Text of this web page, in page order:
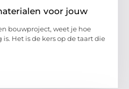
voor jouw
bouwproject, weet je hoe
Het is de kers op de taart die